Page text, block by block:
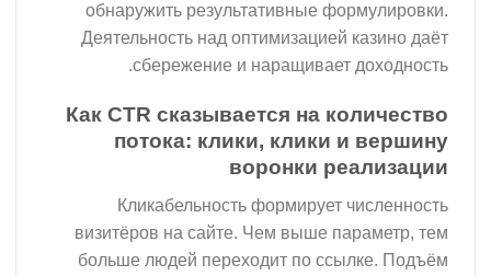
обнаружить результативные формулировки.
Деятельность над оптимизацией казино даёт
сбережение и наращивает доходность.
Как CTR сказывается на количество
потока: клики, клики и вершину
воронки реализации
Кликабельность формирует численность
визитёров на сайте. Чем выше параметр, тем
больше людей переходит по ссылке. Подъём